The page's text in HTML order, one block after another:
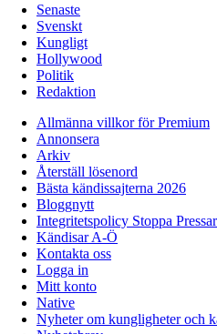
Senaste
Svenskt
Kungligt
Hollywood
Politik
Redaktion
Allmänna villkor för Premium
Annonsera
Arkiv
Återställ lösenord
Bästa kändissajterna 2026
Bloggnytt
Integritetspolicy Stoppa
Kändisar A-Ö
Kontakta oss
Logga in
Mitt konto
Native
Nyheter om kungligheter och